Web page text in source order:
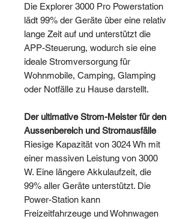
Die Explorer 3000 Pro Powerstation
lädt 99% der Geräte über eine relativ
lange Zeit auf und unterstützt die
APP-Steuerung, wodurch sie eine
ideale Stromversorgung für
Wohnmobile, Camping, Glamping
oder Notfälle zu Hause darstellt.
Der ultimative Strom-Meister für den
Aussenbereich und Stromausfälle
Riesige Kapazität von 3024 Wh mit
einer massiven Leistung von 3000
W. Eine längere Akkulaufzeit, die
99% aller Geräte unterstützt. Die
Power-Station kann
Freizeitfahrzeuge und Wohnwagen